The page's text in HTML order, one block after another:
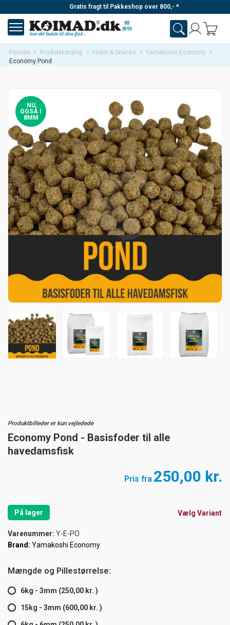
Gratis fragt til Pakkeshop over 800,- *
Forside > Produktkatalog > Foder & Snacks > Yamakoshi Economy >
Economy Pond
NU
OGSÅ I
8MM
Produktbilleder er kun vejledede
Economy Pond - Basisfoder til alle
havedamsfisk
Pris fra 250,00 kr.
Vælg Variant
På lager
Varenummer: Y-E-PO
Brand: Yamakoshi Economy
Mængde og Pillestørrelse:
6kg - 3mm (250,00 kr. )
15kg - 3mm (600,00 kr. )